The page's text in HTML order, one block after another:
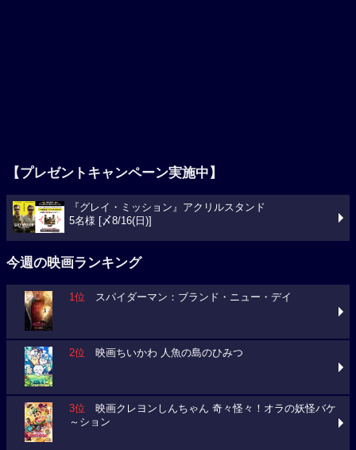
【プレゼントキャンペーン実施中】
『グレイ・ミッション』アクリルスタンド
5名様 [〆8/16(日)]
今週の映画ランキング
1位 スパイダーマン：ブランド・ニュー・デイ
2位 映画ちいかわ 人魚の島のひみつ
3位 映画クレヨンしんちゃん 奇々怪々！オラの妖怪バケ
～ション